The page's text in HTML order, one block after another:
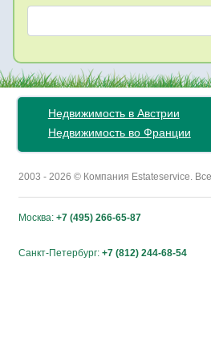
Недвижимость в Австрии
Недвижимость во Франции
2003 - 2026 © Компания Estateservice.
Москва: +7 (495) 266-65-87
Санкт-Петербург: +7 (812) 244-68-54